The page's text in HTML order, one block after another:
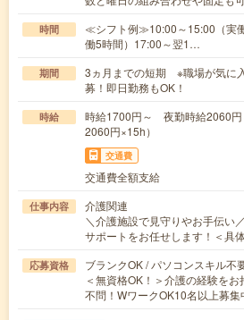
時間
≪シフト例≫10:00～15:00（実
働5時間）17:00～翌1…
期間
3ヵ月までの短期 ※職場が気
募！即日勤務もOK！
時給
時給1700円～ 夜勤時給2060
2060円×15h）
交通費
交通費全額支給
仕事内容
介護関連
＼介護施設で見守りやお手伝い
サポートをお任せします！＜
応募資格
ブランクOK / パソコンスキル不
＜無資格OK！＞介護の経験を
不問！WワークOK10名以上募